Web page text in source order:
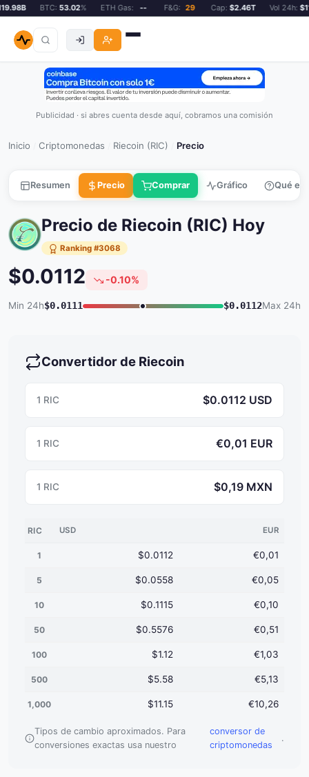
BTC:53.02% ETH Gas: -- F&G: 29 Cap:$2.46T Vol 24h:
Publicidad · si abres cuenta desde aquí, cobramos una comisión
Inicio Criptomonedas Riecoin (RIC) Precio
Resumen Precio Comprar Gráfico Qué es
Precio de Riecoin (RIC) Hoy
Ranking #3068
$0.0112 -0.10%
Min 24h$0.0111 $0.0112Max 24h
Convertidor de Riecoin
1 RIC $0.0112 USD
1 RIC €0,01 EUR
1 RIC $0,19 MXN
RIC USD EUR
1 $0.0112 €0,01
5 $0.0558 €0,05
10 $0.1115 €0,10
50 $0.5576 €0,51
100 $1.12 €1,03
500 $5.58 €5,13
1,000 $11.15 €10,26
Tipos de cambio aproximados. Para
conversiones exactas usa nuestro
conversor de
criptomonedas
.